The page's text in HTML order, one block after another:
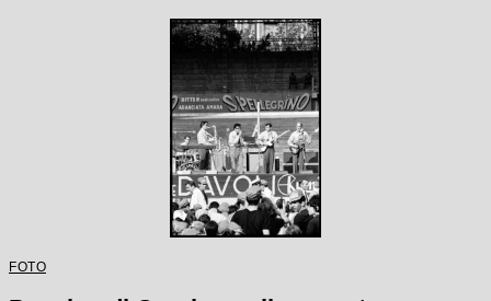
FOTO